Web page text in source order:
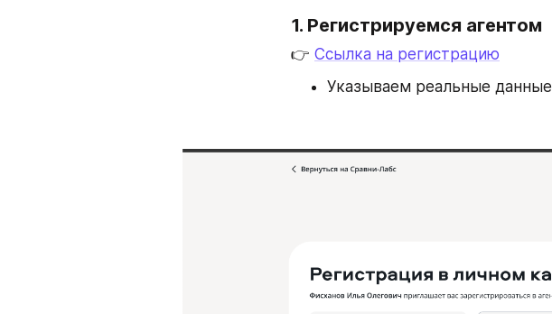
1. Регистрируемся агентом
👉 Ссылка на регистрацию
Указываем реальные данные